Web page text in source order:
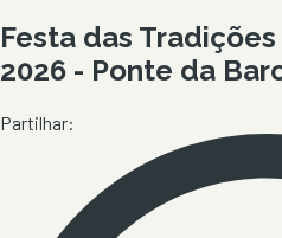
Festa das
2026 - Ponte da
Partilhar: